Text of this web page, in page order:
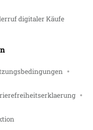
digitaler Käufe